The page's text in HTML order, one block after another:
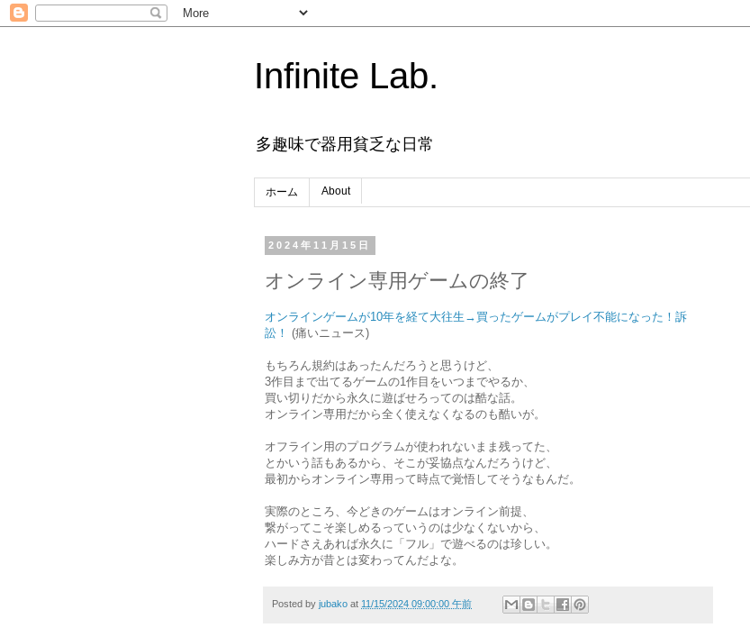
Infinite Lab.
多趣味で器用貧乏な日常
ホーム About
2024年11月15日
オンライン専用ゲームの終了
オンラインゲームが10年を経て大往生→買ったゲームがプレイ不能になった！訴
訟！ (痛いニュース)
もちろん規約はあったんだろうと思うけど、
3作目まで出てるゲームの1作目をいつまでやるか、
買い切りだから永久に遊ばせろってのは酷な話。
オンライン専用だから全く使えなくなるのも酷いが。
オフライン用のプログラムが使われないまま残ってた、
とかいう話もあるから、そこが妥協点なんだろうけど、
最初からオンライン専用って時点で覚悟してそうなもんだ。
実際のところ、今どきのゲームはオンライン前提、
繋がってこそ楽しめるっていうのは少なくないから、
ハードさえあれば永久に「フル」で遊べるのは珍しい。
楽しみ方が昔とは変わってんだよな。
Posted by jubako at 11/15/2024 09:00:00 午前